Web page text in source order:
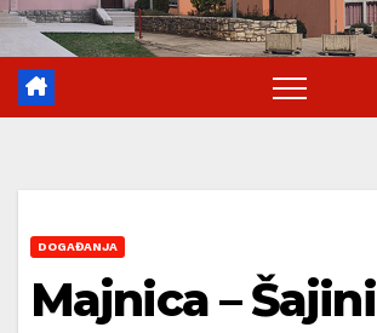
DOGAĐANJA
Majnica – Šajini